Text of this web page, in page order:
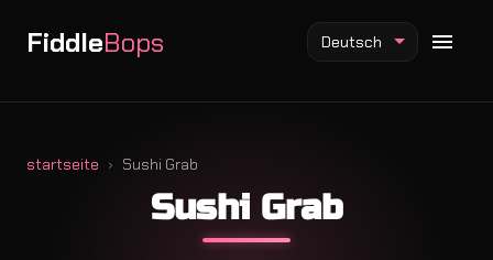
FiddleBops
Fiddlebops Mod
Incredibox Mod
Deutsch
startseite Sushi Grab
Sushi Grab